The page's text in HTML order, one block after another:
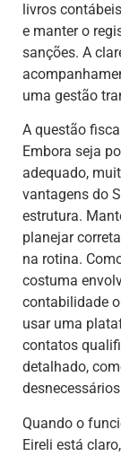
livros
e manter o
sanções. A
uma gestão
A questão
Embora seja
adequado,
vantagens do
estrutura.
planejar
na rotina.
costuma
contabilidade
usar uma
contatos
detalhado,
Quando o
Eireli está